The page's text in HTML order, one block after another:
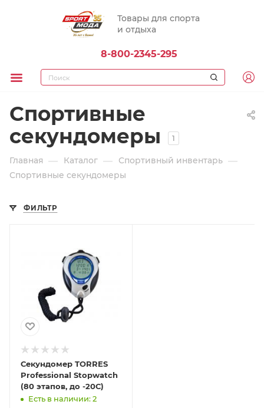
Товары для спорта
и отдыха
8-800-2345-295
Спортивные
секундомеры
1
Главная — Каталог — Спортивный инвентарь —
Спортивные секундомеры
ФИЛЬТР
Секундомер TORRES
Professional Stopwatch
(80 этапов, до -20С)
Есть в наличии: 2